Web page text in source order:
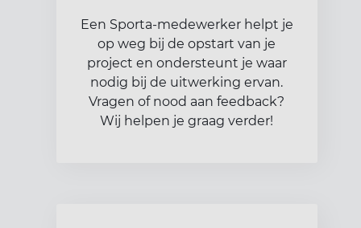
Een Sporta-medewerker helpt je
op weg bij de opstart van je
project en ondersteunt je waar
nodig bij de uitwerking ervan.
Vragen of nood aan feedback?
Wij helpen je graag verder!